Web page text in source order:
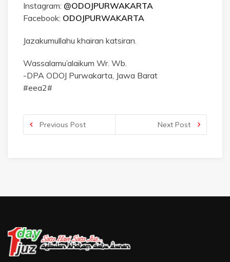
Instagram: @ODOJPURWAKARTA
Facebook: ODOJPURWAKARTA
Jazakumullahu khairan katsiran.
Wassalamu’alaikum Wr. Wb.
-DPA ODOJ Purwakarta, Jawa Barat
#eea2#
Previous Post Next Post